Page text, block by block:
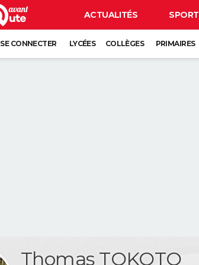
ACTUALITÉS SPORT
SE CONNECTER LYCÉES COLLÈGES PRIMAIRES
Thomas TOKOTO